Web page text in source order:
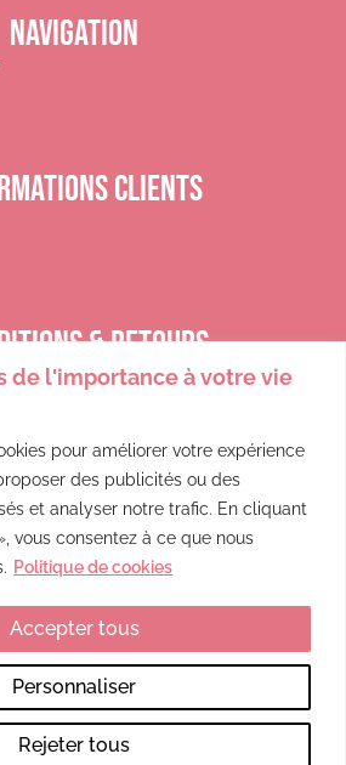
de l'importance à votre vie
pour améliorer votre expérience
des publicités ou des
et analyser notre trafic. En cliquant
vous consentez à ce que nous
Politique de cookies
Personnaliser
Rejeter tous
Accepter tous
NAVIGATION
CLIENTS
& RETOURS